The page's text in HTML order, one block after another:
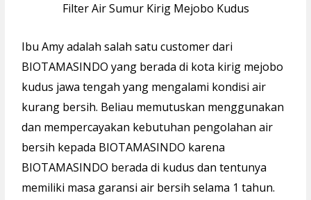
Filter Air Sumur Kirig Mejobo Kudus
Ibu Amy adalah salah satu customer dari
BIOTAMASINDO yang berada di kota kirig mejobo
kudus jawa tengah yang mengalami kondisi air
kurang bersih. Beliau memutuskan menggunakan
dan mempercayakan kebutuhan pengolahan air
bersih kepada BIOTAMASINDO karena
BIOTAMASINDO berada di kudus dan tentunya
memiliki masa garansi air bersih selama 1 tahun.